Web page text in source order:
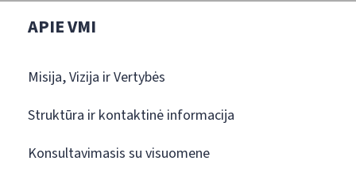
APIE VMI
Misija, Vizija ir Vertybės
Struktūra ir kontaktinė informacija
Konsultavimasis su visuomene